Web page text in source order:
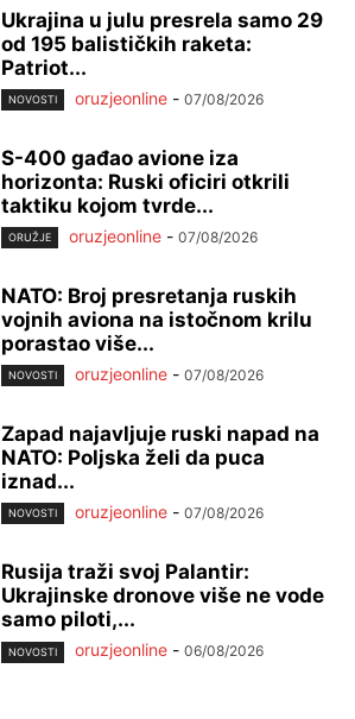
Ukrajina u julu presrela samo 29
od 195 balističkih raketa:
Patriot...
NOVOSTI oruzjeonline - 07/08/2026
S-400 gađao avione iza
horizonta: Ruski oficiri otkrili
taktiku kojom tvrde...
ORUŽJE oruzjeonline - 07/08/2026
NATO: Broj presretanja ruskih
vojnih aviona na istočnom krilu
porastao više...
NOVOSTI oruzjeonline - 07/08/2026
Zapad najavljuje ruski napad na
NATO: Poljska želi da puca
iznad...
NOVOSTI oruzjeonline - 07/08/2026
Rusija traži svoj Palantir:
Ukrajinske dronove više ne vode
samo piloti,...
NOVOSTI oruzjeonline - 06/08/2026